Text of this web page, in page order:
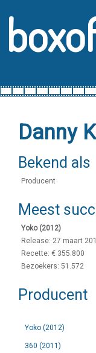
Danny
Bekend als
Producent
Meest
Yoko (2012)
Release: 27 maart
Recette: € 355.800
Bezoekers: 51.572
Producent
Yoko (2012)
360 (2011)